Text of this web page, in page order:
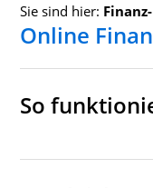
Sie sind hier:
Online
So